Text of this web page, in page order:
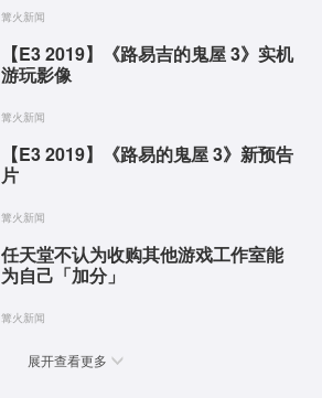
篝火新闻
【E3 2019】《路易吉的鬼屋 3》实机
游玩影像
篝火新闻
【E3 2019】《路易的鬼屋 3》新预告
片
篝火新闻
任天堂不认为收购其他游戏工作室能
为自己「加分」
篝火新闻
展开查看更多